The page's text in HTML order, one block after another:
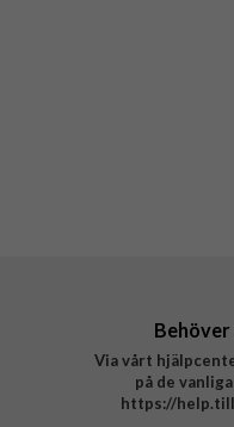
Behöver
Via vårt
på de
https://